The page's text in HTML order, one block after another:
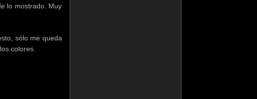
lo mostrado. Muy
sólo me queda
colores.